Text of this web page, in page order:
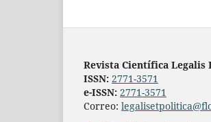
Revista Científica Legalis
ISSN: 2771-3571
e-ISSN: 2771-3571
Correo: